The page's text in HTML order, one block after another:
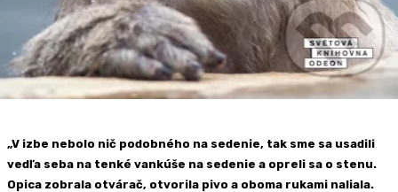
„V izbe nebolo nič podobného na sedenie, tak sme sa usadili
vedľa seba na tenké vankúše na sedenie a opreli sa o stenu.
Opica zobrala otvárač, otvorila pivo a oboma rukami naliala.